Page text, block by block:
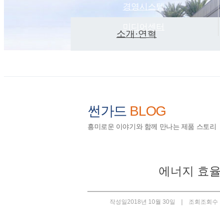
경영시스템
소개·연혁
썬가드 BLOG
흥미로운 이야기와 함께 만나는 제품 스토리
에너지 효
작성일 2018년 10월 30일 | 조회 조회수